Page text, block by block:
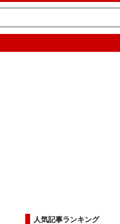
人気記事ランキング